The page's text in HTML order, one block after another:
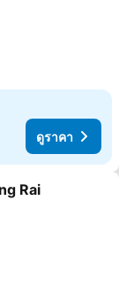
ดูราคา
ปรด
Rai